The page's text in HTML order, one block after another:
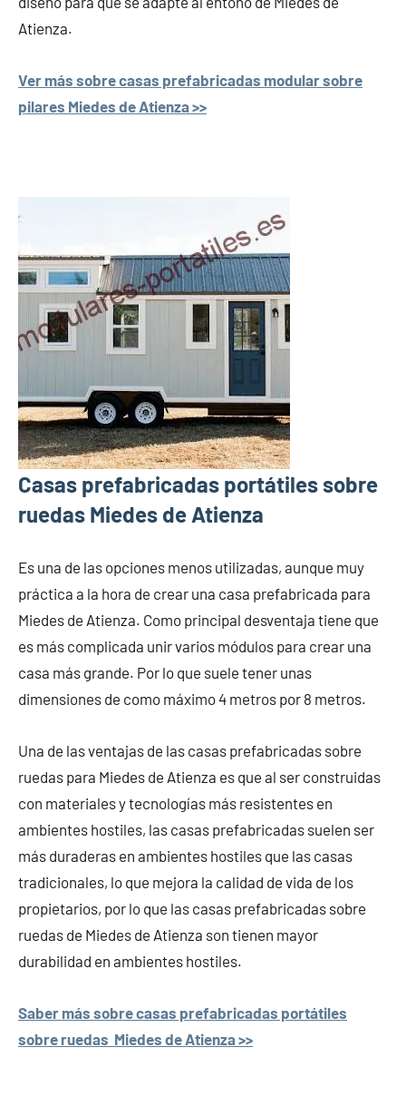
Atienza.
Ver más sobre casas prefabricadas modular sobre
pilares Miedes de Atienza >>
Casas prefabricadas portátiles sobre
ruedas Miedes de Atienza
Es una de las opciones menos utilizadas, aunque muy
práctica a la hora de crear una casa prefabricada para
Miedes de Atienza. Como principal desventaja tiene que
es más complicada unir varios módulos para crear una
casa más grande. Por lo que suele tener unas
dimensiones de como máximo 4 metros por 8 metros.
Una de las ventajas de las casas prefabricadas sobre
ruedas para Miedes de Atienza es que al ser construidas
con materiales y tecnologías más resistentes en
ambientes hostiles, las casas prefabricadas suelen ser
más duraderas en ambientes hostiles que las casas
tradicionales, lo que mejora la calidad de vida de los
propietarios, por lo que las casas prefabricadas sobre
ruedas de Miedes de Atienza son tienen mayor
durabilidad en ambientes hostiles.
Saber más sobre casas prefabricadas portátiles
sobre ruedas Miedes de Atienza >>